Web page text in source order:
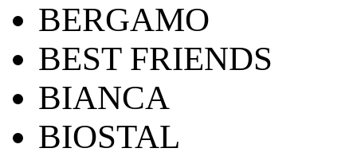
BERGAMO
BEST FRIENDS
BIANCA
BIOSTAL